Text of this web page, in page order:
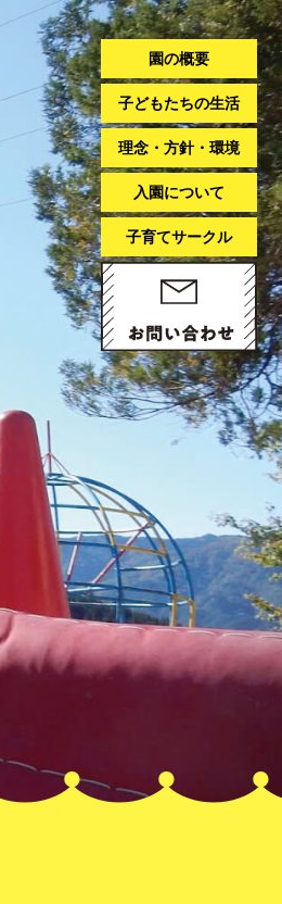
園の概要
子どもたちの生活
理念・方針・環境
入園について
子育てサークル